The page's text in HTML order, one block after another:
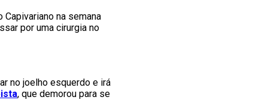
na semana
por uma cirurgia no
no joelho esquerdo e irá
, que demorou para se